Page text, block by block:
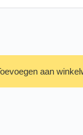
aan